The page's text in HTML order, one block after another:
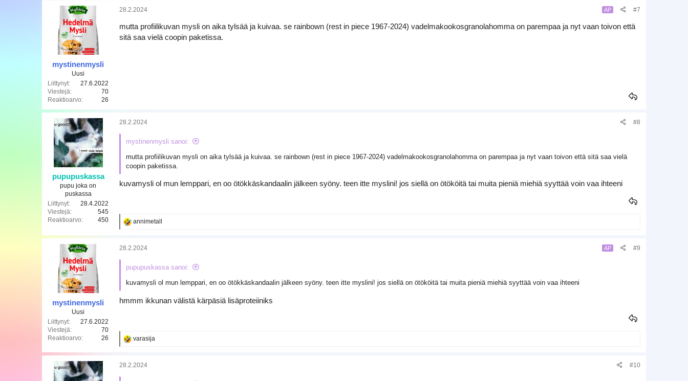
k
i
t
mystinenmysli
Uusi
Liittynyt
27.6.2022
Viestejä
70
Reaktioarvo
26
28.2.2024 AP #7
mutta profiilikuvan mysli on aika tylsää ja kuivaa. se rainbown (rest in piece 1967-2024) vadelmakookosgranolahomma on parempaa ja nyt vaan toivon että
sitä saa vielä coopin paketissa.
pupupuskassa
pupu joka on
puskassa
Liittynyt
28.4.2022
Viestejä
545
Reaktioarvo
450
28.2.2024 #8
mystinenmysli sanoi:
mutta profiilikuvan mysli on aika tylsää ja kuivaa. se rainbown (rest in piece 1967-2024) vadelmakookosgranolahomma on parempaa ja nyt vaan toivon että sitä saa vielä
coopin paketissa.
kuvamysli ol mun lemppari, en oo ötökkäskandaalin jälkeen syöny. teen itte myslini! jos siellä on ötököitä tai muita pieniä miehiä syyttää voin vaa ihteeni
R
k
o
:
annimetall
mystinenmysli
Uusi
Liittynyt
27.6.2022
Viestejä
70
Reaktioarvo
26
28.2.2024 AP #9
pupupuskassa sanoi:
kuvamysli ol mun lemppari, en oo ötökkäskandaalin jälkeen syöny. teen itte myslini! jos siellä on ötököitä tai muita pieniä miehiä syyttää voin vaa ihteeni
hmmm ikkunan välistä kärpäsiä lisäproteiiniks
R
k
varasija
28.2.2024 #10